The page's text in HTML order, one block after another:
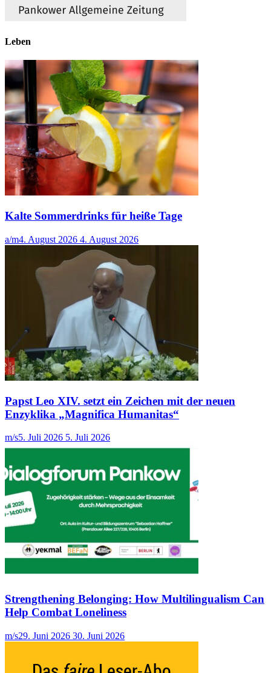
Leben
Kalte Sommerdrinks für heiße Tage
a/m4. August 2026 4. August 2026
Papst Leo XIV. setzt ein Zeichen mit der neuen
Enzyklika „Magnifica Humanitas“
m/s5. Juli 2026 5. Juli 2026
Strengthening Belonging: How Multilingualism Can
Help Combat Loneliness
m/s29. Juni 2026 30. Juni 2026